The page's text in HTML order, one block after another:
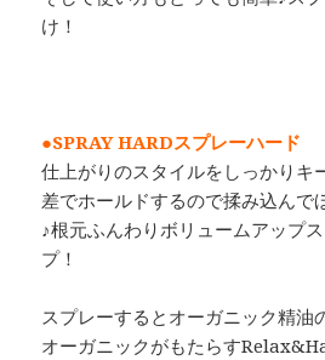
け！
●SPRAY HARDスプレーハード
仕上がりのスタイルをしっかりキ
差でホールドするので揉み込んで
♪根元ふんわりボリュームアップ
プ！
スプレーするとオーガニック精油
オーガニックがもたらす